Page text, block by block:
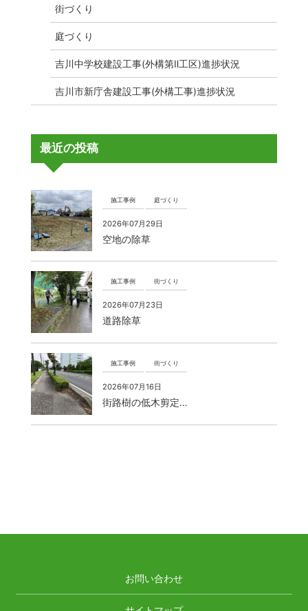
街づくり
庭づくり
吉川中学校建設工事(外構第Ⅱ工区)進捗状況
吉川市新庁舎建設工事(外構工事)進捗状況
最近の投稿
施工事例 庭づくり
2026年07月29日
空地の除草
施工事例 街づくり
2026年07月23日
道路除草
施工事例 街づくり
2026年07月16日
街路樹の低木剪定…
お問い合わせ